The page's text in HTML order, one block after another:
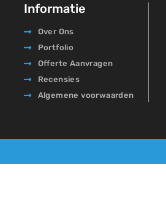
Informatie
Over Ons
Portfolio
Offerte Aanvragen
Recensies
Algemene voorwaarden